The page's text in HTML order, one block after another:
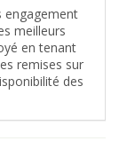
engagement
meilleurs
en tenant
remises sur
des